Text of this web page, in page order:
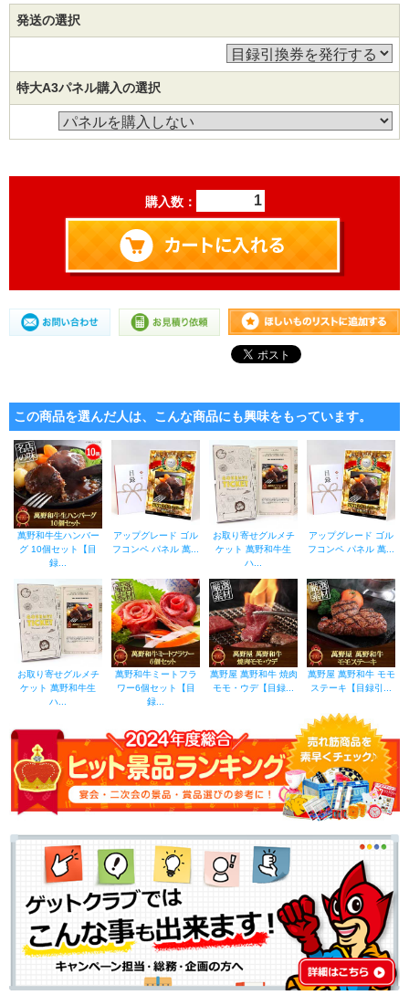
発送の選択
特大A3パネル購入の選択
購入数：
この商品を選んだ人は、こんな商品にも興味をもっています。
萬野和牛生ハンバー
グ 10個セット【目
録...
アップグレード ゴル
フコンペ パネル 萬...
お取り寄せグルメチ
ケット 萬野和牛生
ハ...
アップグレード ゴル
フコンペ パネル 萬...
お取り寄せグルメチ
ケット 萬野和牛生
ハ...
萬野和牛ミートフラ
ワー6個セット【目
録...
萬野屋 萬野和牛 焼肉
モモ・ウデ【目録...
萬野屋 萬野和牛 モモ
ステーキ【目録引...